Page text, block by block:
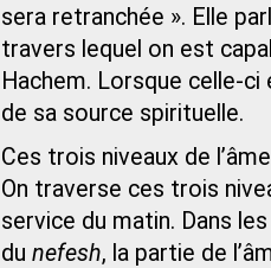
sera retranchée ». Elle
travers lequel on est
Hachem. Lorsque celle-
de sa source spirituelle.
Ces trois niveaux de
On traverse ces trois
service du matin. Dans
du nefesh, la partie de